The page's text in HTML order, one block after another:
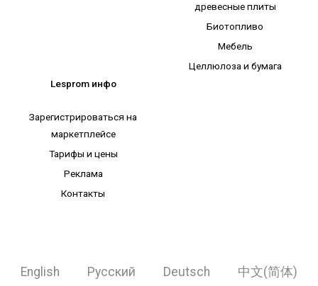
древесные плиты
Биотопливо
Мебель
Целлюлоза и бумага
Lesprom инфо
Зарегистрироваться на
маркетплейсе
Тарифы и цены
Реклама
Контакты
English Русский Deutsch
中文(简体)